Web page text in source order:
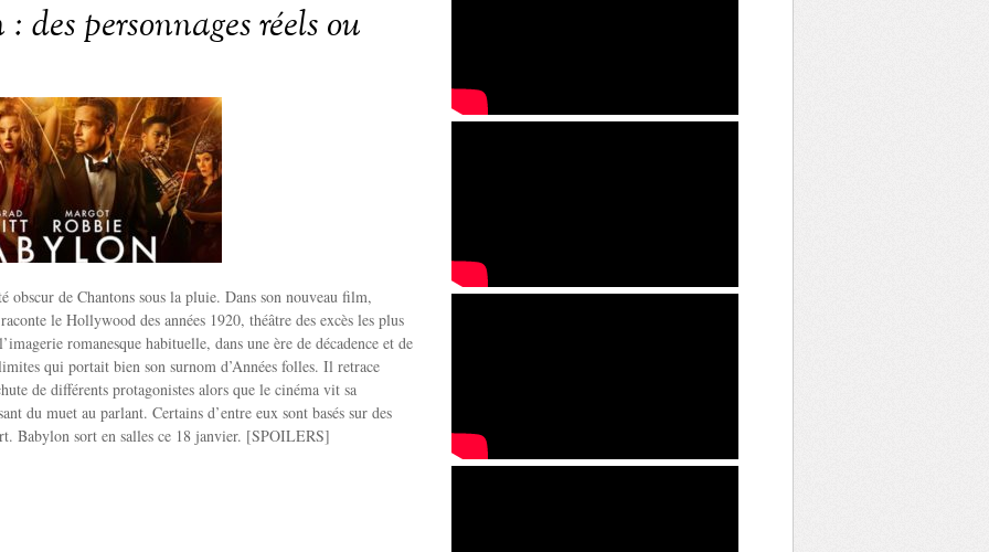
des personnages réels ou
obscur de Chantons sous la pluie. Dans son nouveau film,
le Hollywood des années 1920, théâtre des excès les plus
romanesque habituelle, dans une ère de décadence et de
qui portait bien son surnom d’Années folles. Il retrace
de différents protagonistes alors que le cinéma vit sa
du muet au parlant. Certains d’entre eux sont basés sur des
Babylon sort en salles ce 18 janvier. [SPOILERS]